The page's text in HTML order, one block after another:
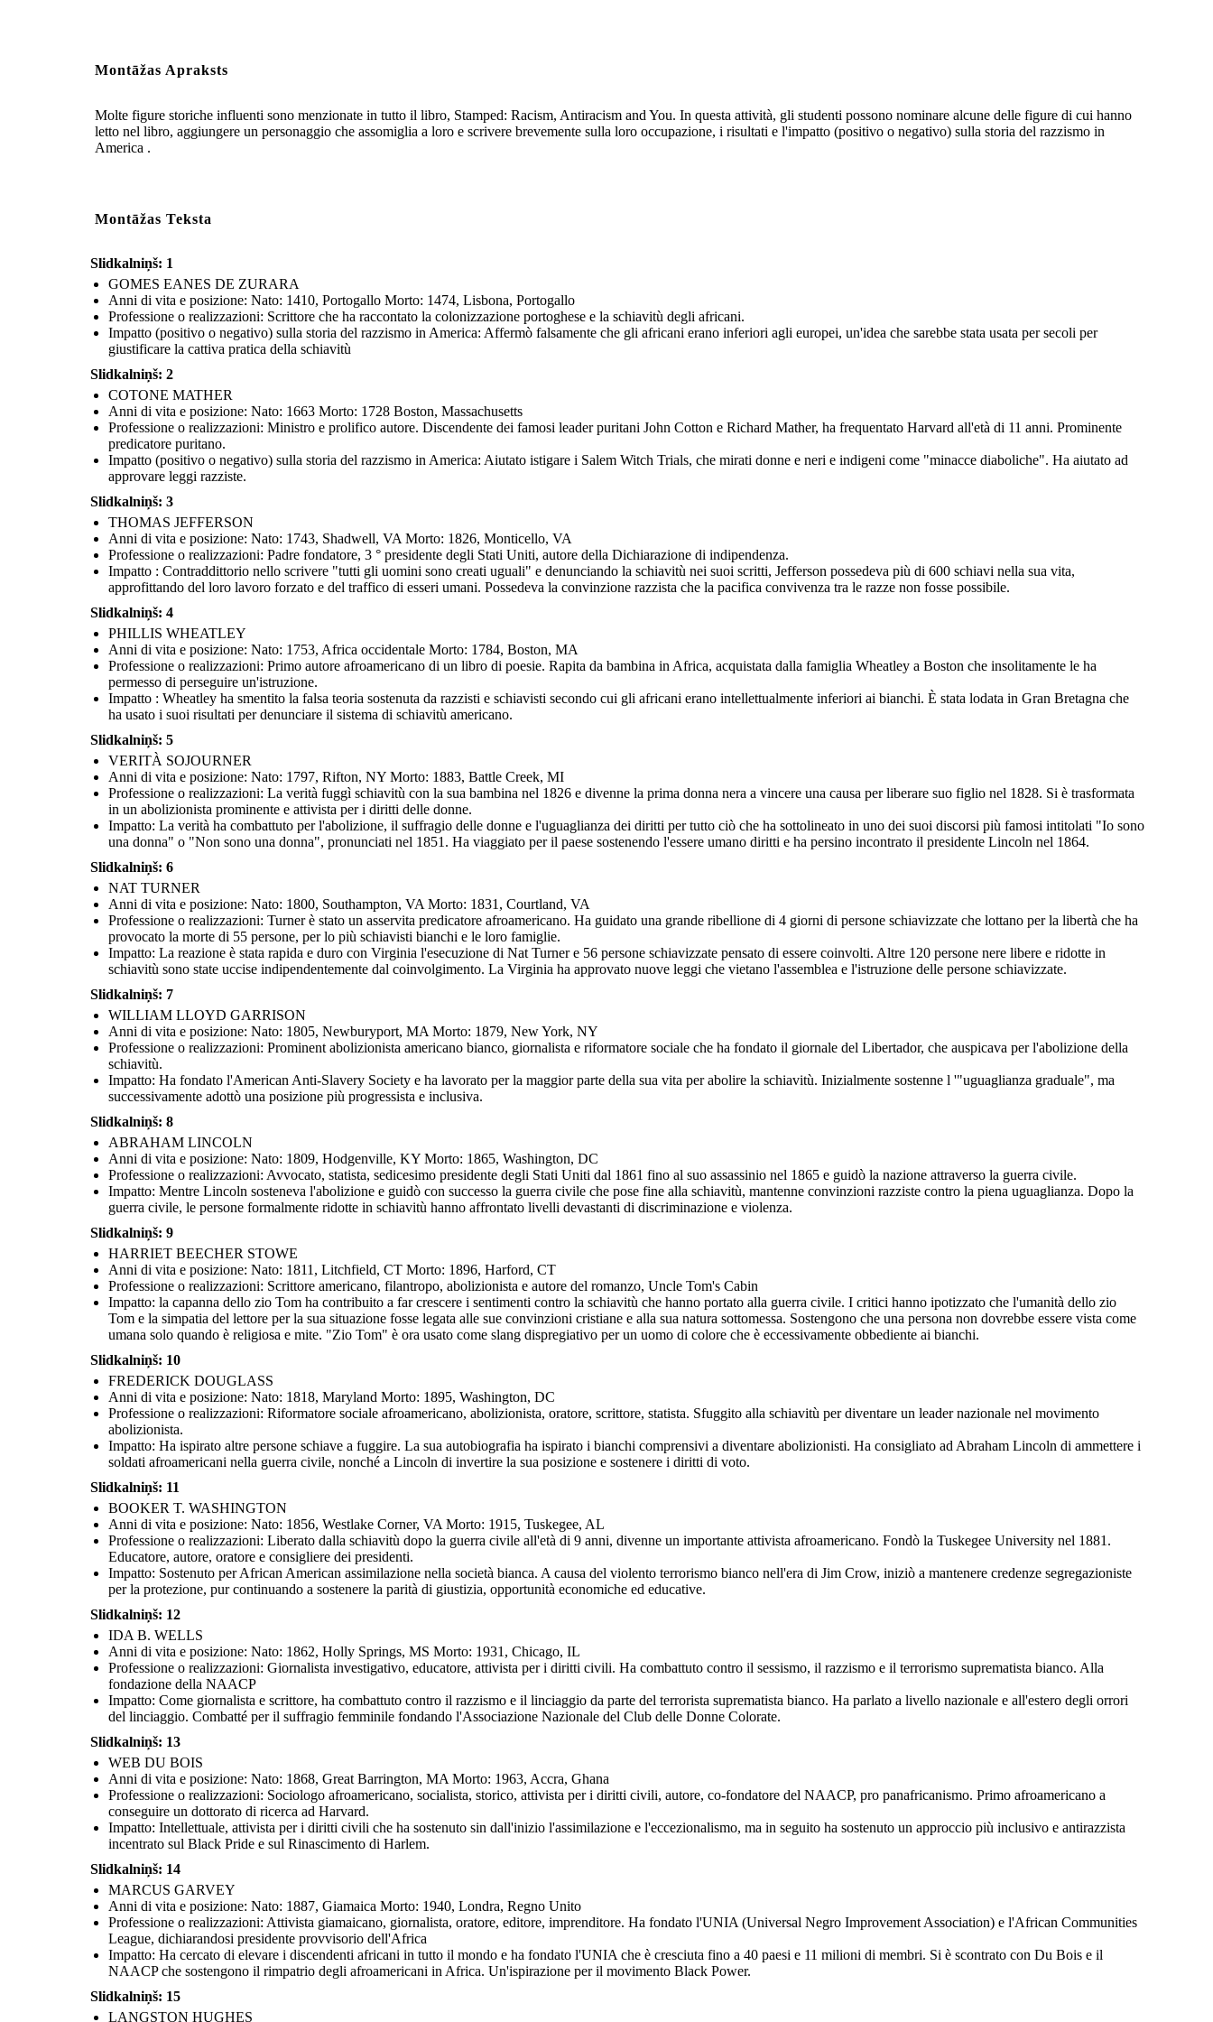
Montāžas Apraksts
Molte figure storiche influenti sono menzionate in tutto il libro, Stamped: Racism, Antiracism and You. In questa attività, gli studenti possono nominare alcune delle figure di cui hanno
letto nel libro, aggiungere un personaggio che assomiglia a loro e scrivere brevemente sulla loro occupazione, i risultati e l'impatto (positivo o negativo) sulla storia del razzismo in
America .
Montāžas Teksta
Slidkalniņš: 1
GOMES EANES DE ZURARA
Anni di vita e posizione: Nato: 1410, Portogallo Morto: 1474, Lisbona, Portogallo
Professione o realizzazioni: Scrittore che ha raccontato la colonizzazione portoghese e la schiavitù degli africani.
Impatto (positivo o negativo) sulla storia del razzismo in America: Affermò falsamente che gli africani erano inferiori agli europei, un'idea che sarebbe stata usata per secoli per
giustificare la cattiva pratica della schiavitù
Slidkalniņš: 2
COTONE MATHER
Anni di vita e posizione: Nato: 1663 Morto: 1728 Boston, Massachusetts
Professione o realizzazioni: Ministro e prolifico autore. Discendente dei famosi leader puritani John Cotton e Richard Mather, ha frequentato Harvard all'età di 11 anni. Prominente
predicatore puritano.
Impatto (positivo o negativo) sulla storia del razzismo in America: Aiutato istigare i Salem Witch Trials, che mirati donne e neri e indigeni come "minacce diaboliche". Ha aiutato ad
approvare leggi razziste.
Slidkalniņš: 3
THOMAS JEFFERSON
Anni di vita e posizione: Nato: 1743, Shadwell, VA Morto: 1826, Monticello, VA
Professione o realizzazioni: Padre fondatore, 3 ° presidente degli Stati Uniti, autore della Dichiarazione di indipendenza.
Impatto : Contraddittorio nello scrivere "tutti gli uomini sono creati uguali" e denunciando la schiavitù nei suoi scritti, Jefferson possedeva più di 600 schiavi nella sua vita,
approfittando del loro lavoro forzato e del traffico di esseri umani. Possedeva la convinzione razzista che la pacifica convivenza tra le razze non fosse possibile.
Slidkalniņš: 4
PHILLIS WHEATLEY
Anni di vita e posizione: Nato: 1753, Africa occidentale Morto: 1784, Boston, MA
Professione o realizzazioni: Primo autore afroamericano di un libro di poesie. Rapita da bambina in Africa, acquistata dalla famiglia Wheatley a Boston che insolitamente le ha
permesso di perseguire un'istruzione.
Impatto : Wheatley ha smentito la falsa teoria sostenuta da razzisti e schiavisti secondo cui gli africani erano intellettualmente inferiori ai bianchi. È stata lodata in Gran Bretagna che
ha usato i suoi risultati per denunciare il sistema di schiavitù americano.
Slidkalniņš: 5
VERITÀ SOJOURNER
Anni di vita e posizione: Nato: 1797, Rifton, NY Morto: 1883, Battle Creek, MI
Professione o realizzazioni: La verità fuggì schiavitù con la sua bambina nel 1826 e divenne la prima donna nera a vincere una causa per liberare suo figlio nel 1828. Si è trasformata
in un abolizionista prominente e attivista per i diritti delle donne.
Impatto: La verità ha combattuto per l'abolizione, il suffragio delle donne e l'uguaglianza dei diritti per tutto ciò che ha sottolineato in uno dei suoi discorsi più famosi intitolati "Io sono
una donna" o "Non sono una donna", pronunciati nel 1851. Ha viaggiato per il paese sostenendo l'essere umano diritti e ha persino incontrato il presidente Lincoln nel 1864.
Slidkalniņš: 6
NAT TURNER
Anni di vita e posizione: Nato: 1800, Southampton, VA Morto: 1831, Courtland, VA
Professione o realizzazioni: Turner è stato un asservita predicatore afroamericano. Ha guidato una grande ribellione di 4 giorni di persone schiavizzate che lottano per la libertà che ha
provocato la morte di 55 persone, per lo più schiavisti bianchi e le loro famiglie.
Impatto: La reazione è stata rapida e duro con Virginia l'esecuzione di Nat Turner e 56 persone schiavizzate pensato di essere coinvolti. Altre 120 persone nere libere e ridotte in
schiavitù sono state uccise indipendentemente dal coinvolgimento. La Virginia ha approvato nuove leggi che vietano l'assemblea e l'istruzione delle persone schiavizzate.
Slidkalniņš: 7
WILLIAM LLOYD GARRISON
Anni di vita e posizione: Nato: 1805, Newburyport, MA Morto: 1879, New York, NY
Professione o realizzazioni: Prominent abolizionista americano bianco, giornalista e riformatore sociale che ha fondato il giornale del Libertador, che auspicava per l'abolizione della
schiavitù.
Impatto: Ha fondato l'American Anti-Slavery Society e ha lavorato per la maggior parte della sua vita per abolire la schiavitù. Inizialmente sostenne l '"uguaglianza graduale", ma
successivamente adottò una posizione più progressista e inclusiva.
Slidkalniņš: 8
ABRAHAM LINCOLN
Anni di vita e posizione: Nato: 1809, Hodgenville, KY Morto: 1865, Washington, DC
Professione o realizzazioni: Avvocato, statista, sedicesimo presidente degli Stati Uniti dal 1861 fino al suo assassinio nel 1865 e guidò la nazione attraverso la guerra civile.
Impatto: Mentre Lincoln sosteneva l'abolizione e guidò con successo la guerra civile che pose fine alla schiavitù, mantenne convinzioni razziste contro la piena uguaglianza. Dopo la
guerra civile, le persone formalmente ridotte in schiavitù hanno affrontato livelli devastanti di discriminazione e violenza.
Slidkalniņš: 9
HARRIET BEECHER STOWE
Anni di vita e posizione: Nato: 1811, Litchfield, CT Morto: 1896, Harford, CT
Professione o realizzazioni: Scrittore americano, filantropo, abolizionista e autore del romanzo, Uncle Tom's Cabin
Impatto: la capanna dello zio Tom ha contribuito a far crescere i sentimenti contro la schiavitù che hanno portato alla guerra civile. I critici hanno ipotizzato che l'umanità dello zio
Tom e la simpatia del lettore per la sua situazione fosse legata alle sue convinzioni cristiane e alla sua natura sottomessa. Sostengono che una persona non dovrebbe essere vista come
umana solo quando è religiosa e mite. "Zio Tom" è ora usato come slang dispregiativo per un uomo di colore che è eccessivamente obbediente ai bianchi.
Slidkalniņš: 10
FREDERICK DOUGLASS
Anni di vita e posizione: Nato: 1818, Maryland Morto: 1895, Washington, DC
Professione o realizzazioni: Riformatore sociale afroamericano, abolizionista, oratore, scrittore, statista. Sfuggito alla schiavitù per diventare un leader nazionale nel movimento
abolizionista.
Impatto: Ha ispirato altre persone schiave a fuggire. La sua autobiografia ha ispirato i bianchi comprensivi a diventare abolizionisti. Ha consigliato ad Abraham Lincoln di ammettere i
soldati afroamericani nella guerra civile, nonché a Lincoln di invertire la sua posizione e sostenere i diritti di voto.
Slidkalniņš: 11
BOOKER T. WASHINGTON
Anni di vita e posizione: Nato: 1856, Westlake Corner, VA Morto: 1915, Tuskegee, AL
Professione o realizzazioni: Liberato dalla schiavitù dopo la guerra civile all'età di 9 anni, divenne un importante attivista afroamericano. Fondò la Tuskegee University nel 1881.
Educatore, autore, oratore e consigliere dei presidenti.
Impatto: Sostenuto per African American assimilazione nella società bianca. A causa del violento terrorismo bianco nell'era di Jim Crow, iniziò a mantenere credenze segregazioniste
per la protezione, pur continuando a sostenere la parità di giustizia, opportunità economiche ed educative.
Slidkalniņš: 12
IDA B. WELLS
Anni di vita e posizione: Nato: 1862, Holly Springs, MS Morto: 1931, Chicago, IL
Professione o realizzazioni: Giornalista investigativo, educatore, attivista per i diritti civili. Ha combattuto contro il sessismo, il razzismo e il terrorismo suprematista bianco. Alla
fondazione della NAACP
Impatto: Come giornalista e scrittore, ha combattuto contro il razzismo e il linciaggio da parte del terrorista suprematista bianco. Ha parlato a livello nazionale e all'estero degli orrori
del linciaggio. Combatté per il suffragio femminile fondando l'Associazione Nazionale del Club delle Donne Colorate.
Slidkalniņš: 13
WEB DU BOIS
Anni di vita e posizione: Nato: 1868, Great Barrington, MA Morto: 1963, Accra, Ghana
Professione o realizzazioni: Sociologo afroamericano, socialista, storico, attivista per i diritti civili, autore, co-fondatore del NAACP, pro panafricanismo. Primo afroamericano a
conseguire un dottorato di ricerca ad Harvard.
Impatto: Intellettuale, attivista per i diritti civili che ha sostenuto sin dall'inizio l'assimilazione e l'eccezionalismo, ma in seguito ha sostenuto un approccio più inclusivo e antirazzista
incentrato sul Black Pride e sul Rinascimento di Harlem.
Slidkalniņš: 14
MARCUS GARVEY
Anni di vita e posizione: Nato: 1887, Giamaica Morto: 1940, Londra, Regno Unito
Professione o realizzazioni: Attivista giamaicano, giornalista, oratore, editore, imprenditore. Ha fondato l'UNIA (Universal Negro Improvement Association) e l'African Communities
League, dichiarandosi presidente provvisorio dell'Africa
Impatto: Ha cercato di elevare i discendenti africani in tutto il mondo e ha fondato l'UNIA che è cresciuta fino a 40 paesi e 11 milioni di membri. Si è scontrato con Du Bois e il
NAACP che sostengono il rimpatrio degli afroamericani in Africa. Un'ispirazione per il movimento Black Power.
Slidkalniņš: 15
LANGSTON HUGHES